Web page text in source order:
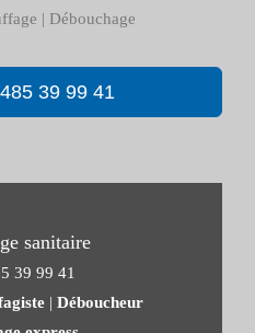
| Débouchage
39 99 41
sanitaire
39 99 41
| Déboucheur